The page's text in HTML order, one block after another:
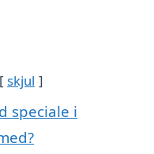
skjul
speciale i